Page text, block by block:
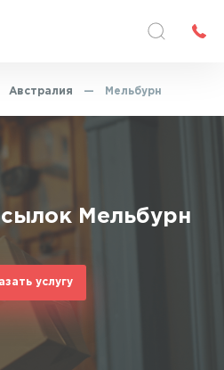
Австралия — Мельбурн
Мельбурн
услугу